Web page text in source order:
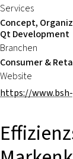
Services
Concept,
Qt Development
Branchen
Consumer &
Website
https://